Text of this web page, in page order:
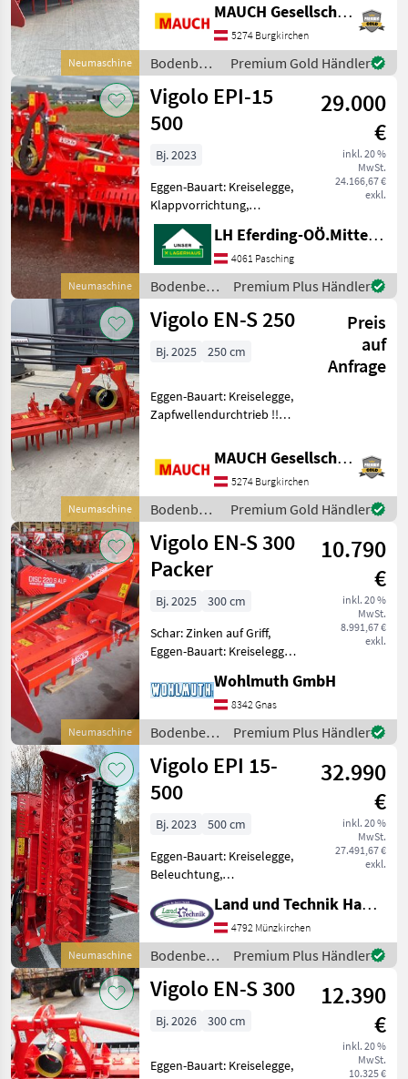
Neumaschine
Getriebekörper mit
einsatzgehärteten und
gehärteten Zahnräder -
Gedämpfte und hö
MAUCH Gesellschaft m.b.H. & Co.KG
5274 Burgkirchen
Bodenbearbeitung
/ Vigolo
Premium Gold Händler
Neumaschine
Vigolo EPI-15
500
29.000
€
inkl. 20 %
MwSt.
24.166,67 €
exkl.
Bj. 2023
Eggen-Bauart: Kreiselegge,
Klappvorrichtung,
Beleuchtung Klappbare
Kreiselegge, 5m
Arbeitsbreite, hydraulische
Tiefenverstellung, 22
Rotoren, Bewegliche
Seitenbleche,
LH Eferding-OÖ.Mitte, Hörsching
4061 Pasching
Bodenbearbeitung
/ Vigolo
Premium Plus Händler
Neumaschine
Vigolo EN-S 250
Preis
auf
Anfrage
Bj. 2025 250 cm
Eggen-Bauart: Kreiselegge,
Zapfwellendurchtrieb !!
Stabwalze !! - Eigengewicht
ca. 785kg - Leistungsbedarf
50PS - 120PS -
Einstufengetriebe m
MAUCH Gesellschaft m.b.H. & Co.KG
5274 Burgkirchen
Bodenbearbeitung
/ Vigolo
Premium Gold Händler
Neumaschine
Vigolo EN-S 300
Packer
10.790
€
inkl. 20 %
MwSt.
8.991,67 €
exkl.
Bj. 2025
300 cm
Schar: Zinken auf Griff,
Eggen-Bauart: Kreiselegge,
Zapfwellendurchtrieb
Leichtzügige Kreiselegge
Vigolo EN-S 300 für
Traktoren bis ca. 140 PS, Pac
Wohlmuth GmbH
8342 Gnas
Bodenbearbeitung
/ Vigolo
Premium Plus Händler
Neumaschine
Vigolo EPI 15-
500
32.990
€
inkl. 20 %
MwSt.
27.491,67 €
exkl.
Bj. 2023
500 cm
Eggen-Bauart: Kreiselegge,
Beleuchtung,
Zapfwellendurchtrieb 120-
200PS Kraftbedarf, 22
Rotoren, 320mm
Zinkenlänge, Packerwalze
470mm dm, hydr. Tiefen
Land und Technik HandelsgesmbH
4792 Münzkirchen
Bodenbearbeitung
/ Vigolo
Premium Plus Händler
Vigolo EN-S 300
12.390
€
inkl. 20 %
MwSt.
10.325 €
Bj. 2026 300 cm
Eggen-Bauart: Kreiselegge,